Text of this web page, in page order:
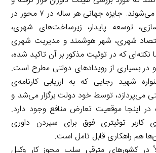
منتخبان معرفی می‌شوند. جایزه جهانی هر ساله در ۷ محور در
توسعه پایدار، زیرساخت‌های شهری،
شهری، شهر هوشمند و مدیریت شهری
نکته‌ای که در توئیت مذکور بر آن تاکید شده،
در بسیاری از رویدادهای دولتی مطرح است.
شهید رجایی که به ارزیابی کارنامه‌ی
می‌پردازد، توسط خود دولت برگزار می‌شد و
اینجا موقعیت تعارض منافع وجود دارد.
کاربر توئیتری فوق برای سپردن داوری
هم راهکاری قابل تامل است.
در کشورهای مترقی سلب مجوز کار وکیل